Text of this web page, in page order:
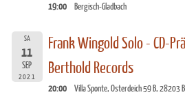
19:00 Bergisch-Gladbach
SA
11
SEP
2021
Frank Wingold Solo - CD-
Berthold Records
20:00 Villa Sponte, Osterdeich 59 B, 28203